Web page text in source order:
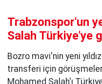
Trabzonspor'un
Salah Türkiye'ye
Bozro mavi'nin yeni
transferi için
Mohamed Salah'ı